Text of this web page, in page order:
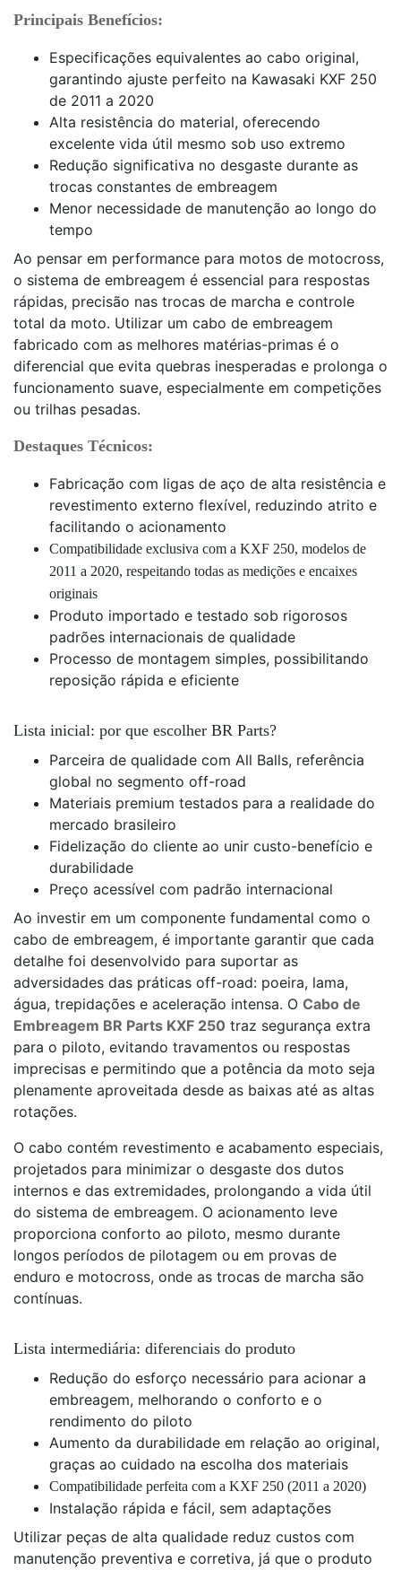
Principais Benefícios:
Especificações equivalentes ao cabo original,
garantindo ajuste perfeito na Kawasaki KXF 250
de 2011 a 2020
Alta resistência do material, oferecendo
excelente vida útil mesmo sob uso extremo
Redução significativa no desgaste durante as
trocas constantes de embreagem
Menor necessidade de manutenção ao longo do
tempo
Ao pensar em performance para motos de motocross,
o sistema de embreagem é essencial para respostas
rápidas, precisão nas trocas de marcha e controle
total da moto. Utilizar um cabo de embreagem
fabricado com as melhores matérias-primas é o
diferencial que evita quebras inesperadas e prolonga o
funcionamento suave, especialmente em competições
ou trilhas pesadas.
Destaques Técnicos:
Fabricação com ligas de aço de alta resistência e
revestimento externo flexível, reduzindo atrito e
facilitando o acionamento
Compatibilidade exclusiva com a KXF 250, modelos de
2011 a 2020, respeitando todas as medições e encaixes
originais
Produto importado e testado sob rigorosos
padrões internacionais de qualidade
Processo de montagem simples, possibilitando
reposição rápida e eficiente
Lista inicial: por que escolher BR Parts?
Parceira de qualidade com All Balls, referência
global no segmento off-road
Materiais premium testados para a realidade do
mercado brasileiro
Fidelização do cliente ao unir custo-benefício e
durabilidade
Preço acessível com padrão internacional
Ao investir em um componente fundamental como o
cabo de embreagem, é importante garantir que cada
detalhe foi desenvolvido para suportar as
adversidades das práticas off-road: poeira, lama,
água, trepidações e aceleração intensa. O Cabo de
Embreagem BR Parts KXF 250 traz segurança extra
para o piloto, evitando travamentos ou respostas
imprecisas e permitindo que a potência da moto seja
plenamente aproveitada desde as baixas até as altas
rotações.
O cabo contém revestimento e acabamento especiais,
projetados para minimizar o desgaste dos dutos
internos e das extremidades, prolongando a vida útil
do sistema de embreagem. O acionamento leve
proporciona conforto ao piloto, mesmo durante
longos períodos de pilotagem ou em provas de
enduro e motocross, onde as trocas de marcha são
contínuas.
Lista intermediária: diferenciais do produto
Redução do esforço necessário para acionar a
embreagem, melhorando o conforto e o
rendimento do piloto
Aumento da durabilidade em relação ao original,
graças ao cuidado na escolha dos materiais
Compatibilidade perfeita com a KXF 250 (2011 a 2020)
Instalação rápida e fácil, sem adaptações
Utilizar peças de alta qualidade reduz custos com
manutenção preventiva e corretiva, já que o produto